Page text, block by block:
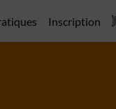
Inscription